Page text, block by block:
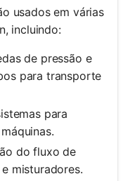
usados em várias
incluindo:
de pressão e
para transporte
para
do fluxo de
misturadores.